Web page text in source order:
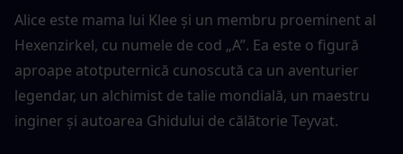
Alice este mama lui Klee și un membru proeminent al
Hexenzirkel, cu numele de cod „A”. Ea este o figură
aproape atotputernică cunoscută ca un aventurier
legendar, un alchimist de talie mondială, un maestru
inginer și autoarea Ghidului de călătorie Teyvat.